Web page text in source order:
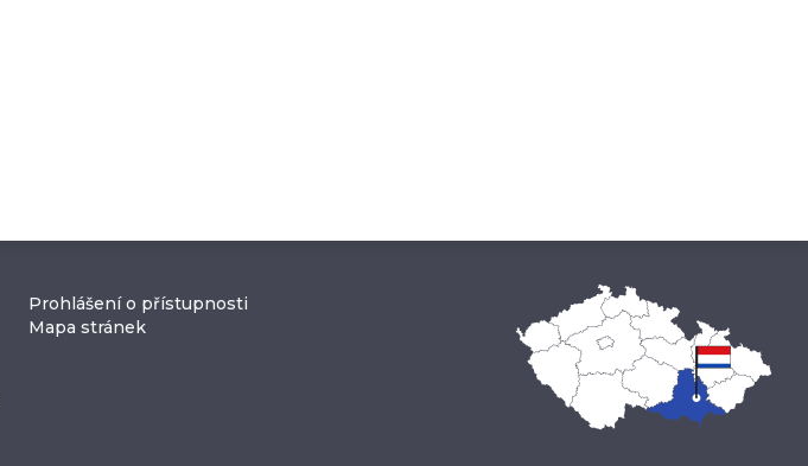
Prohlášení o přístupnosti
Mapa stránek